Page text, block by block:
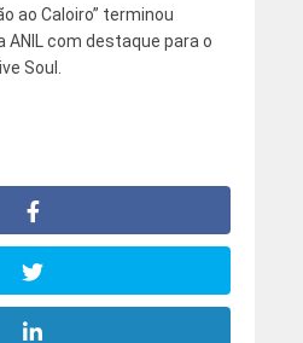
ao Caloiro” terminou
ANIL com destaque para o
Soul.